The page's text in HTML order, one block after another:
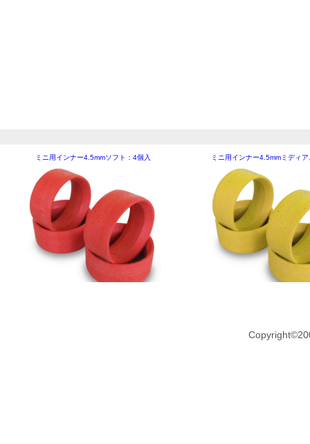
ミニ用インナー4.5mmソフト：4個入 ミニ用インナー4.5mmミディ